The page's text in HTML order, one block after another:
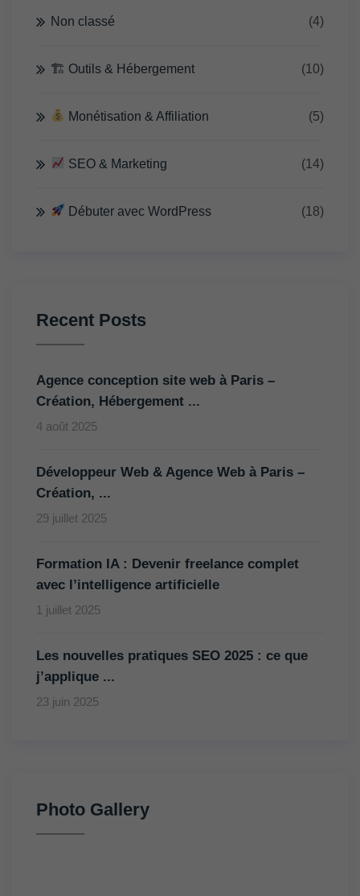
Non classé (4)
🏗 Outils & Hébergement (10)
Monétisation & Affiliation (5)
SEO & Marketing (14)
Débuter avec WordPress (18)
Recent Posts
Agence conception site web à Paris –
Création, Hébergement ...
4 août 2025
Développeur Web & Agence Web à Paris –
Création, ...
29 juillet 2025
Formation IA : Devenir freelance complet
avec l’intelligence artificielle
1 juillet 2025
Les nouvelles pratiques SEO 2025 : ce que
j’applique ...
23 juin 2025
Photo Gallery